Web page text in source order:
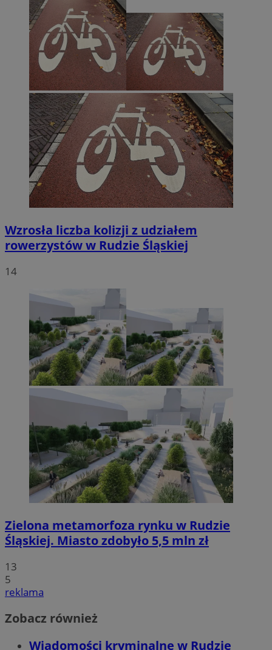
Wzrosła liczba kolizji z udziałem
rowerzystów w Rudzie Śląskiej
14
Zielona metamorfoza rynku w Rudzie
Śląskiej. Miasto zdobyło 5,5 mln zł
13
5
reklama
Zobacz również
Wiadomości kryminalne w Rudzie